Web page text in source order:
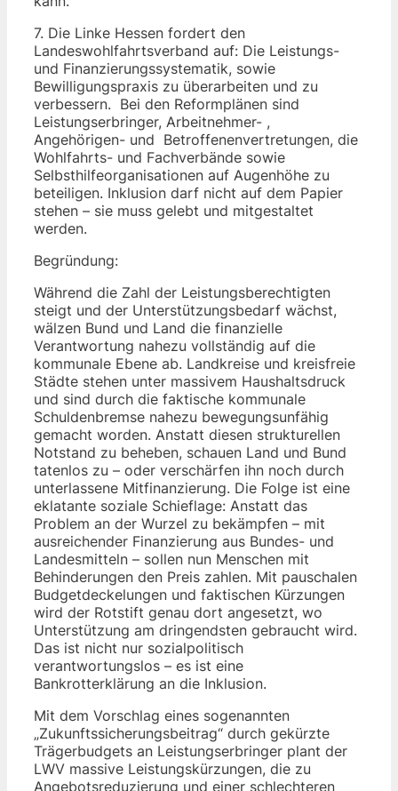
7. Die Linke Hessen fordert den
Landeswohlfahrtsverband auf: Die Leistungs-
und Finanzierungssystematik, sowie
Bewilligungspraxis zu überarbeiten und zu
verbessern. Bei den Reformplänen sind
Leistungserbringer, Arbeitnehmer- ,
Angehörigen- und Betroffenenvertretungen, die
Wohlfahrts- und Fachverbände sowie
Selbsthilfeorganisationen auf Augenhöhe zu
beteiligen. Inklusion darf nicht auf dem Papier
stehen – sie muss gelebt und mitgestaltet
werden.
Begründung:
Während die Zahl der Leistungsberechtigten
steigt und der Unterstützungsbedarf wächst,
wälzen Bund und Land die finanzielle
Verantwortung nahezu vollständig auf die
kommunale Ebene ab. Landkreise und kreisfreie
Städte stehen unter massivem Haushaltsdruck
und sind durch die faktische kommunale
Schuldenbremse nahezu bewegungsunfähig
gemacht worden. Anstatt diesen strukturellen
Notstand zu beheben, schauen Land und Bund
tatenlos zu – oder verschärfen ihn noch durch
unterlassene Mitfinanzierung. Die Folge ist eine
eklatante soziale Schieflage: Anstatt das
Problem an der Wurzel zu bekämpfen – mit
ausreichender Finanzierung aus Bundes- und
Landesmitteln – sollen nun Menschen mit
Behinderungen den Preis zahlen. Mit pauschalen
Budgetdeckelungen und faktischen Kürzungen
wird der Rotstift genau dort angesetzt, wo
Unterstützung am dringendsten gebraucht wird.
Das ist nicht nur sozialpolitisch
verantwortungslos – es ist eine
Bankrotterklärung an die Inklusion.
Mit dem Vorschlag eines sogenannten
„Zukunftssicherungsbeitrag“ durch gekürzte
Trägerbudgets an Leistungserbringer plant der
LWV massive Leistungskürzungen, die zu
Angebotsreduzierung und einer schlechteren